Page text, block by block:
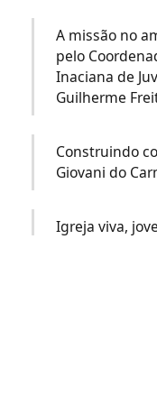
A missão no
pelo
Inaciana de
Guilherme
Construindo
Giovani do
Igreja viva,